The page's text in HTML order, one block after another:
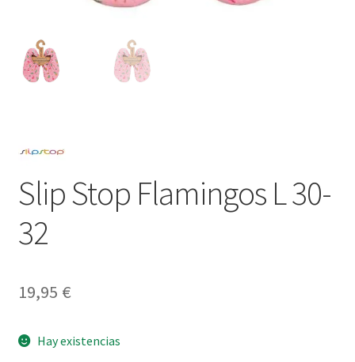
Slip Stop Flamingos L 30-
32
19,95 €
Hay existencias